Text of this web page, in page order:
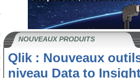
NOUVEAUX PRODUITS
Qlik : Nouveaux
niveau Data to